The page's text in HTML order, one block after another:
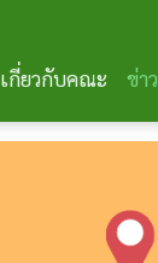
เกี่ยวกับคณะ ข่าว